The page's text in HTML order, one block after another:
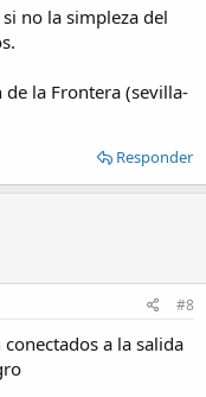
no la simpleza del
la Frontera (sevilla-
Responder
#8
a la salida